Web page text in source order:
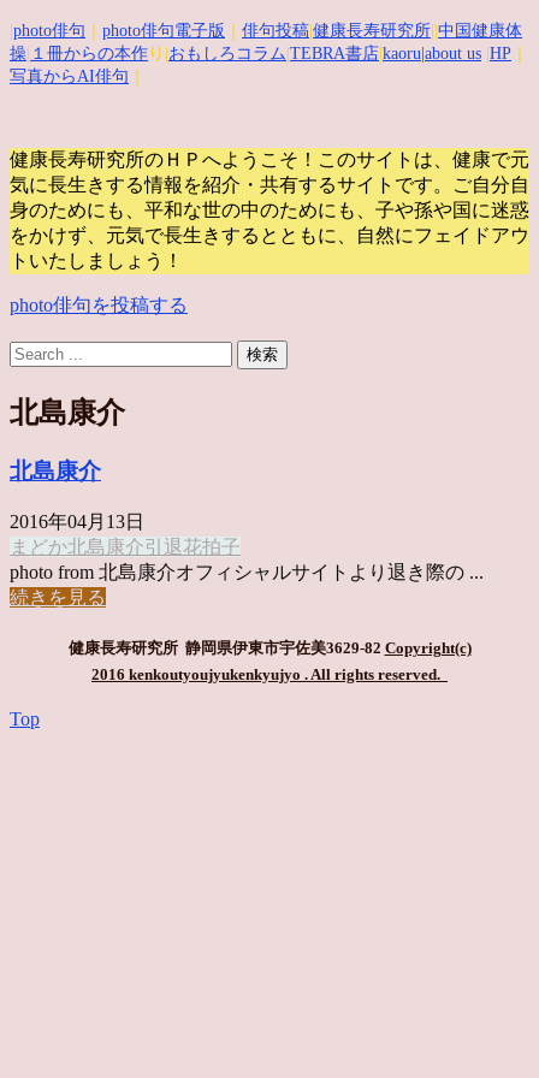
photo俳句 photo俳句電子版 俳句投稿 健康長寿研究所 中国健康体
操 １冊からの本作 り| おもしろコラム TEBRA書店 kaoru |about us HP
写真からAI俳句
健康長寿研究所のＨＰへようこそ！このサイトは、健康で元
気に長生きする情報を紹介・共有するサイトです。
ご自分自
身のためにも、平和な世の中のためにも、子や孫や国に迷惑
をかけず、元気で長生きするとともに、自然にフェイドアウ
トいたしましょう！
photo俳句を投稿する
北島康介
北島康介
2016年04月13日
まどか北島康介引退花拍子
photo from 北島康介オフィシャルサイトより退き際の ...
続きを見る
健康長寿研究所 静岡県伊東市宇佐美3629-82 Copyright(c)
2016 kenkoutyoujyukenkyujyo . All rights reserved.
Top